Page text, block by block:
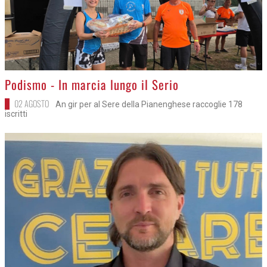
>
Podismo - In marcia lungo il Serio
02 AGOSTO
An gir per al Sere della Pianenghese raccoglie 178
iscritti